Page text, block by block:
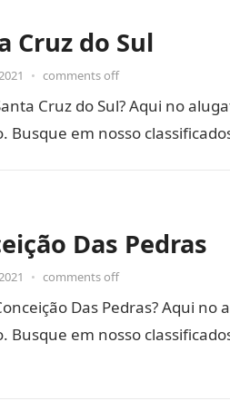
Cruz do Sul
• comments off
Cruz do Sul? Aqui no
Busque em nosso
Das Pedras
• comments off
Das Pedras? Aqui
Busque em nosso